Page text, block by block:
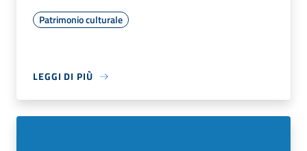
Patrimonio culturale
LEGGI DI PIÙ